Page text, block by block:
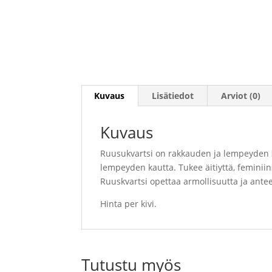
Kuvaus Lisätiedot Arviot (0)
Kuvaus
Ruusukvartsi on rakkauden ja
lempeyden kautta. Tukee äitiyttä,
Ruuskvartsi opettaa armollisuutta ja
Hinta per kivi.
Tutustu myös